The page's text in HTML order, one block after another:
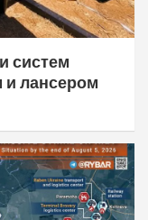
систем
и лансером